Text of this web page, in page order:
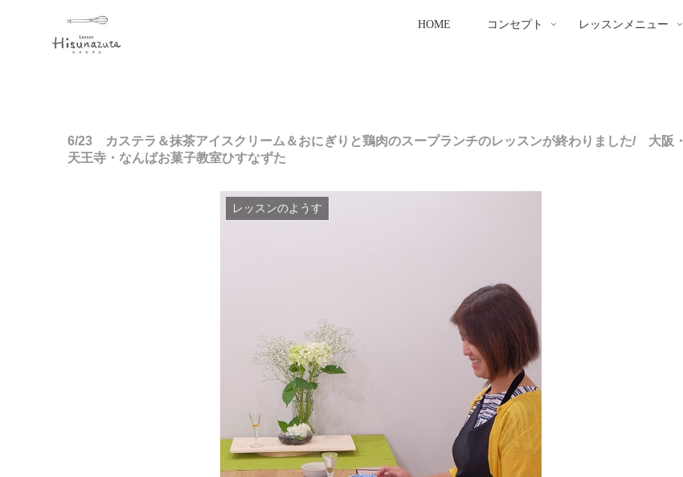
HOME コンセプト レッスンメニュー
6/23 カステラ＆抹茶アイスクリーム＆おにぎりと鶏肉のスープランチのレッスンが終わりました/ 大阪・
天王寺・なんばお菓子教室ひすなずた
レッスンのようす